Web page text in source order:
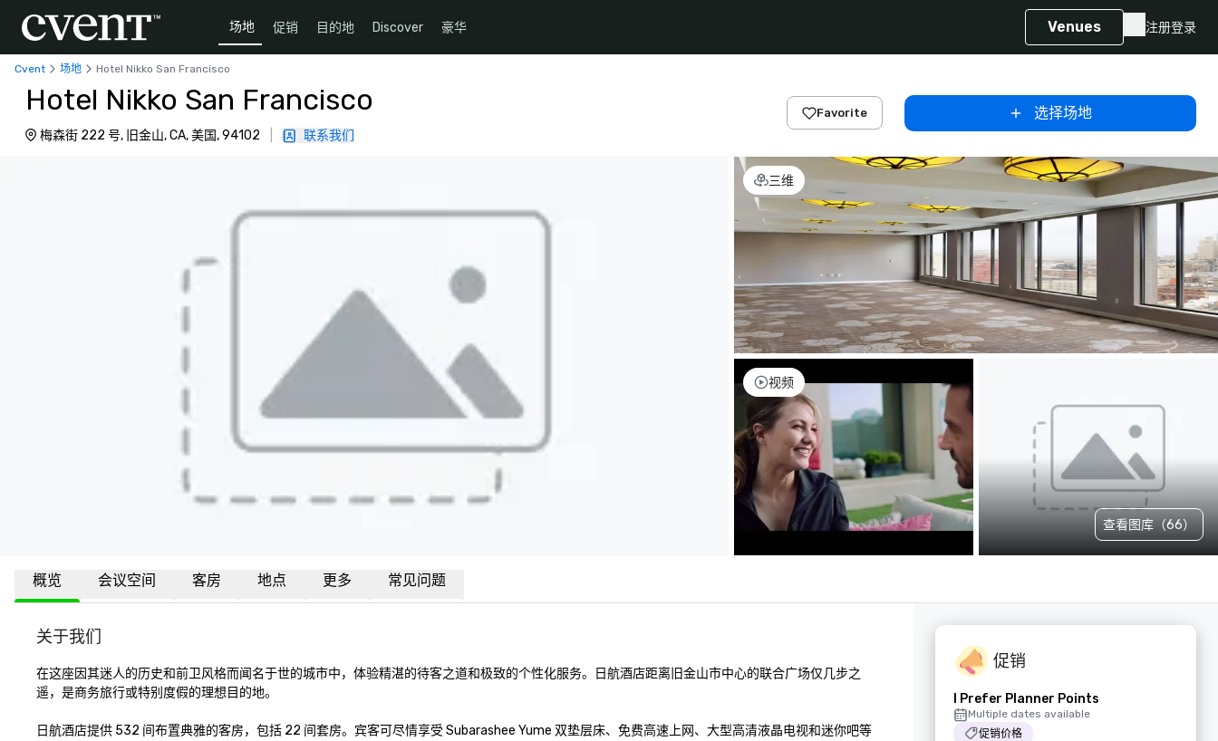
场地 促销 目的地 Discover 豪华 Venues 注册登录
Cvent 场地 Hotel Nikko San Francisco
Hotel Nikko San Francisco
梅森街 222 号, 旧金山, CA, 美国, 94102 联系我们
Favorite 选择场地
三维
视频
查看图库（66）
概览 会议空间 客房 地点 更多 常见问题
关于我们
在这座因其迷人的历史和前卫风格而闻名于世的城市中，体验精湛的待客之道和极致的个性化服务。日航酒店距离旧金山市中心的联合广场仅几步之
遥，是商务旅行或特别度假的理想目的地。
日航酒店提供 532 间布置典雅的客房，包括 22 间套房。宾客可尽情享受 Subarashee Yume 双垫层床、免费高速上网、大型高清液晶电视和迷你吧等
促销
I Prefer Planner Points
Multiple dates available
促销价格